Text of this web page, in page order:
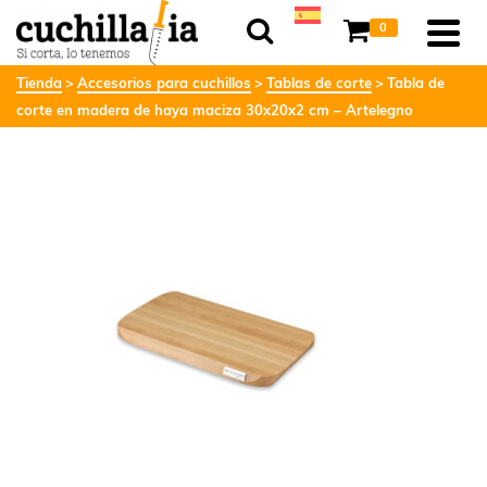
0
Tienda Accesorios para cuchillos Tablas de corte
Tabla de
corte en madera de haya maciza 30x20x2 cm – Artelegno